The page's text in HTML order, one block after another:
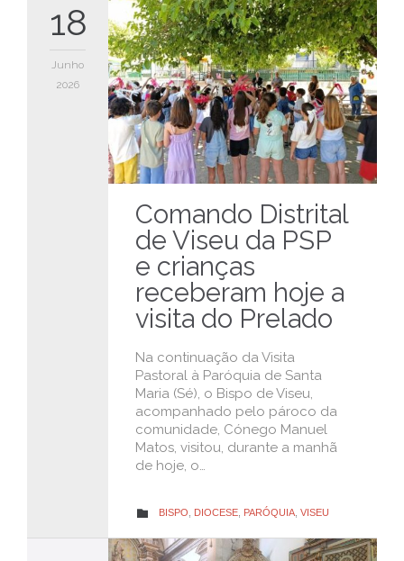
18
Junho
2026
Comando Distrital
de Viseu da PSP
e crianças
receberam hoje a
visita do Prelado
Na continuação da Visita
Pastoral à Paróquia de Santa
Maria (Sé), o Bispo de Viseu,
acompanhado pelo pároco da
comunidade, Cónego Manuel
Matos, visitou, durante a manhã
de hoje, o…
 CATEGORY
BISPO DIOCESE PARÓQUIA VISEU